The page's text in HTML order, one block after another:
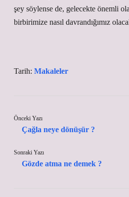
şey söylense de, gelecekte önemli
birbirimize nasıl davrandığımız
Tarih: Makaleler
Önceki Yazı
Çağla neye dönüşür ?
Sonraki Yazı
Gözde atma ne demek ?